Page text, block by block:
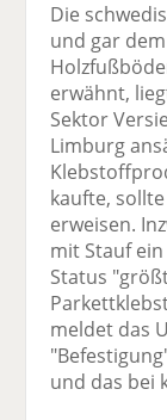
Die
und gar
erwähnt,
Sektor
Limburg
kaufte,
erweisen.
mit Stauf
Status
meldet das
und das bei